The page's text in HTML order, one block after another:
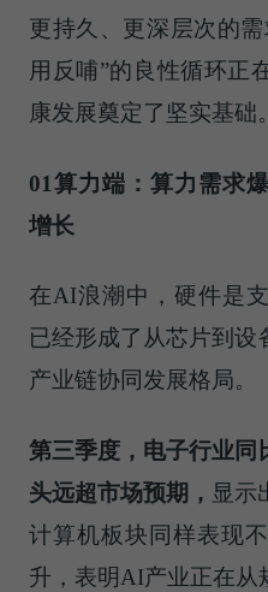
更持久、更深层次的
用反哺”的良性循环正
康发展奠定了坚实基础。
01算力端：算力需求
增长
在AI浪潮中，硬件是
已经形成了从芯片到设
产业链协同发展格局。
第三季度，电子行业同
头远超市场预期， 显示
计算机板块同样表现
升，表明AI产业正在从